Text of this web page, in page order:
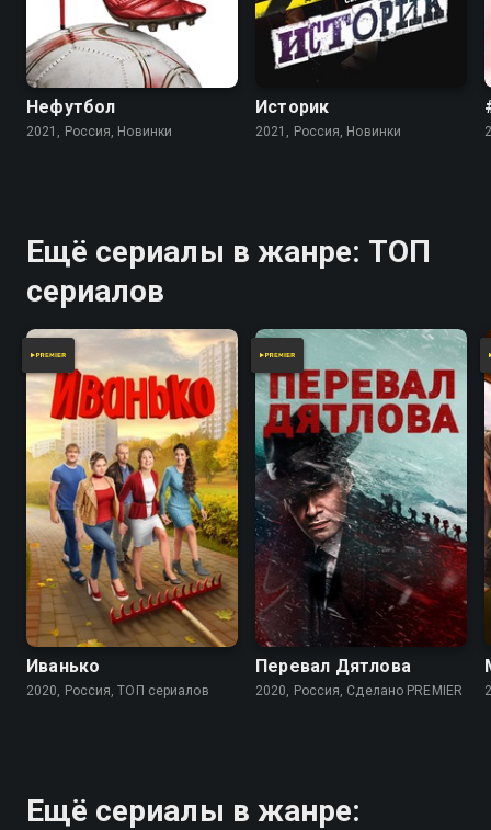
Нефутбол
2021, Россия, Новинки
Историк
2021, Россия, Новинки
Ещё сериалы в жанре: ТОП
сериалов
8.2
Иванько
2020, Россия, ТОП сериалов
7.7 7.5
Перевал Дятлова
2020, Россия, Сделано PREMIER
Ещё сериалы в жанре: